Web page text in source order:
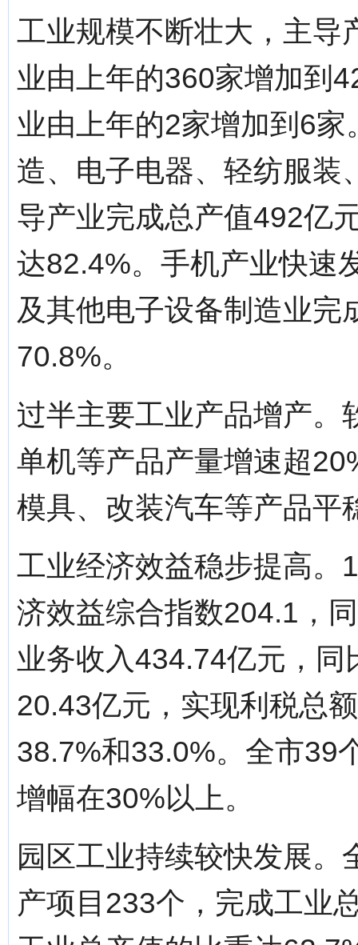
工业规模不断壮大，主导
业由上年的360家增加到
业由上年的2家增加到6
造、电子电器、轻纺服装
导产业完成总产值492亿
达82.4%。手机产业快速
及其他电子设备制造业完
70.8%。
过半主要工业产品增产。
单机等产品产量增速超
模具、改装汽车等产品平
工业经济效益稳步提高。
济效益综合指数204.1，
业务收入434.74亿元，
20.43亿元，实现利税总
38.7%和33.0%。全市39
增幅在30%以上。
园区工业持续较快发展。
产项目233个，完成工业